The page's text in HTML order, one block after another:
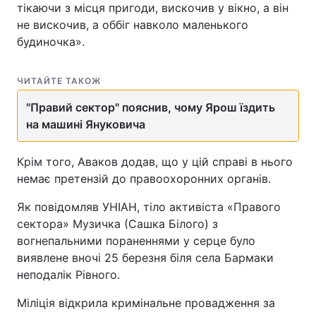
тікаючи з місця пригоди, вискочив у вікно, а він
не вискочив, а оббіг навколо маленького
будиночка».
ЧИТАЙТЕ ТАКОЖ
"Правий сектор" пояснив, чому Ярош їздить
на машині Януковича
Крім того, Аваков додав, що у цій справі в нього
немає претензій до правоохоронних органів.
Як повідомляв УНІАН, тіло активіста «Правого
сектора» Музичка (Сашка Білого) з
вогнепальними пораненнями у серце було
виявлене вночі 25 березня біля села Бармаки
неподалік Рівного.
Міліція відкрила кримінальне провадження за